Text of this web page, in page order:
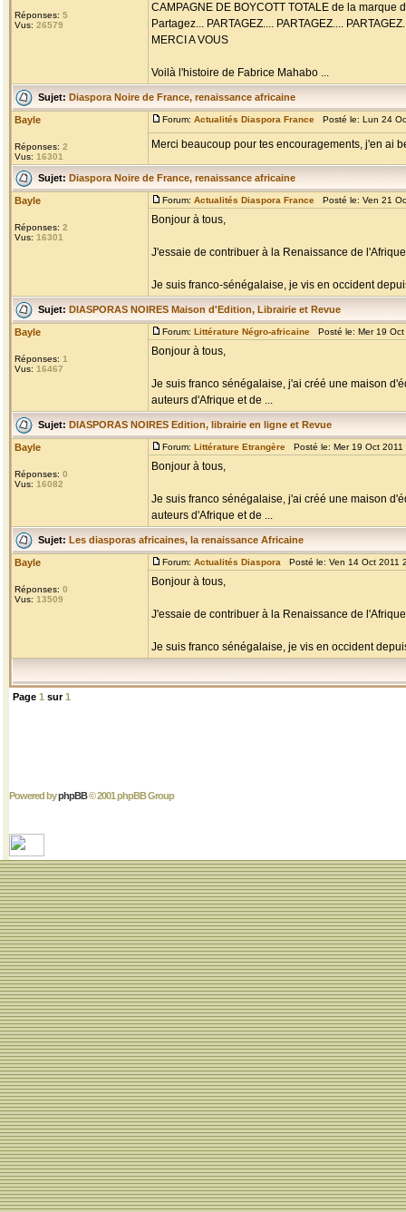
Réponses: 5
Vus: 26579
CAMPAGNE DE BOYCOTT TOTALE de la
Partagez... PARTAGEZ.... PARTAGEZ....
MERCI A VOUS
Voilà l'histoire de Fabrice Mahabo ...
Sujet: Diaspora Noire de France, renaissance africaine
Bayle
Réponses: 2
Vus: 16301
Forum: Actualités Diaspora France Posté le: Lun 24
Merci beaucoup pour tes encouragements, j'en ai
Sujet: Diaspora Noire de France, renaissance africaine
Bayle
Réponses: 2
Vus: 16301
Forum: Actualités Diaspora France Posté le: Ven 21
Bonjour à tous,
J'essaie de contribuer à la Renaissance de
Je suis franco-sénégalaise, je vis en occident
Sujet: DIASPORAS NOIRES Maison d'Edition, Librairie et Revue
Bayle
Réponses: 1
Vus: 16467
Forum: Littérature Négro-africaine Posté le: Mer 19
Bonjour à tous,
Je suis franco sénégalaise, j'ai créé une maison
auteurs d'Afrique et de ...
Sujet: DIASPORAS NOIRES Edition, librairie en ligne et Revue
Bayle
Réponses: 0
Vus: 16082
Forum: Littérature Etrangère Posté le: Mer 19 Oct
Bonjour à tous,
Je suis franco sénégalaise, j'ai créé une maison
auteurs d'Afrique et de ...
Sujet: Les diasporas africaines, la renaissance Africaine
Bayle
Réponses: 0
Vus: 13509
Forum: Actualités Diaspora Posté le: Ven 14 Oct
Bonjour à tous,
J'essaie de contribuer à la Renaissance de
Je suis franco sénégalaise, je vis en occident
Page 1 sur1
Powered byphpBB© 2001 phpBB Group